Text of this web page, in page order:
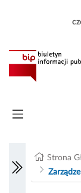
Strona